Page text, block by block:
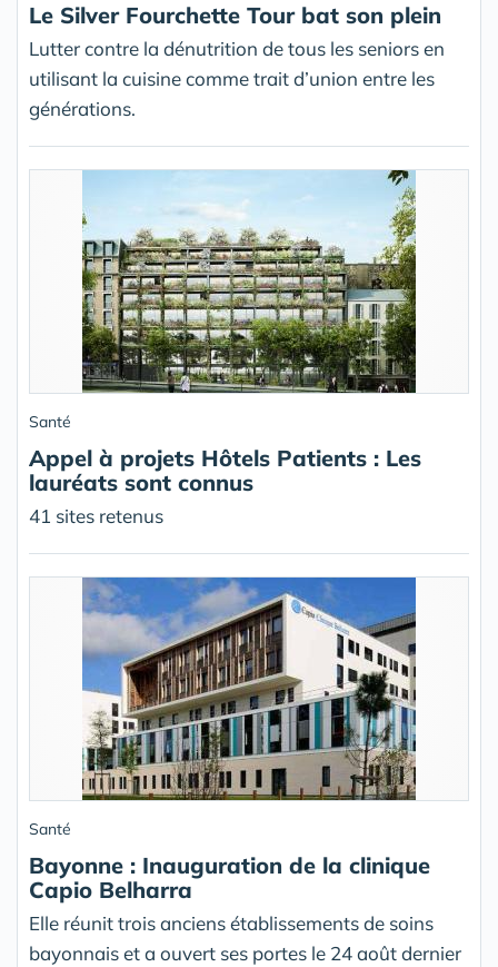
Le Silver Fourchette Tour bat son plein
Lutter contre la dénutrition de tous les seniors en
utilisant la cuisine comme trait d’union entre les
générations.
Santé
Appel à projets Hôtels Patients : Les
lauréats sont connus
41 sites retenus
Santé
Bayonne : Inauguration de la clinique
Capio Belharra
Elle réunit trois anciens établissements de soins
bayonnais et a ouvert ses portes le 24 août dernier